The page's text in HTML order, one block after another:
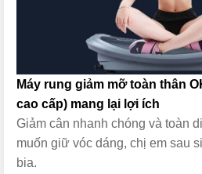
Máy rung giảm mỡ toàn thân
cao cấp) mang lại lợi ích
Giảm cân nhanh chóng và toàn
muốn giữ vóc dáng, chị em sau
bia.